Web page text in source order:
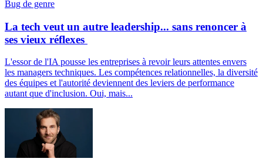
Bug de genre
La tech veut un autre leadership... sans renoncer à
ses vieux réflexes
L'essor de l'IA pousse les entreprises à revoir leurs attentes envers
les managers techniques. Les compétences relationnelles, la diversité
des équipes et l'autorité deviennent des leviers de performance
autant que d'inclusion. Oui, mais...